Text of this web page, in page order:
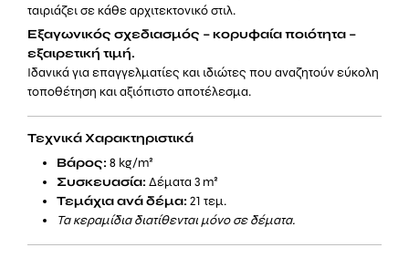
ταιριάζει σε κάθε αρχιτεκτονικό στιλ.
Εξαγωνικός σχεδιασμός – κορυφαία ποιότητα –
εξαιρετική τιμή.
Ιδανικά για επαγγελματίες και ιδιώτες που αναζητούν εύκολη
τοποθέτηση και αξιόπιστο αποτέλεσμα.
Τεχνικά Χαρακτηριστικά
Βάρος: 8 kg/m²
Συσκευασία: Δέματα 3 m²
Τεμάχια ανά δέμα: 21 τεμ.
Τα κεραμίδια διατίθενται μόνο σε δέματα.